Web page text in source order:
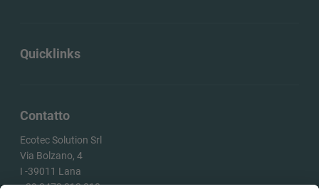
Contatto
Ecotec Solution Srl
Via Bolzano, 4
I -39011 Lana
Quicklinks